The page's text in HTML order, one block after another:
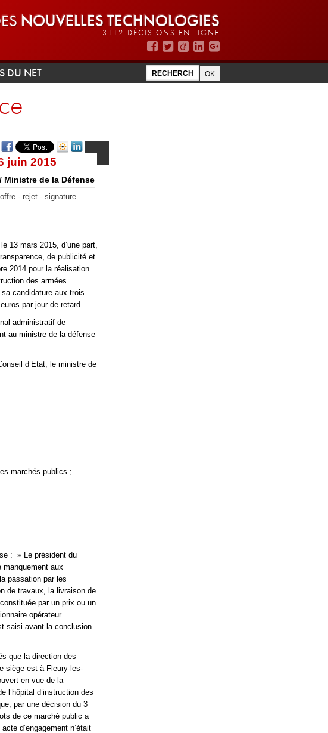
NOUVELLES TECHNOLOGIES
3112 DÉCISIONS EN LIGNE
DU NET
juin 2015
Ministre de la Défense
- rejet - signature
13 mars 2015, d’une part,
de publicité et
2014 pour la réalisation
des armées
candidature aux trois
par jour de retard.
administratif de
au ministre de la défense
d’Etat, le ministre de
marchés publics ;
: » Le président du
manquement aux
passation par les
de travaux, la livraison de
par un prix ou un
opérateur
saisi avant la conclusion
que la direction des
siège est à Fleury-les-
en vue de la
l’hôpital d’instruction des
par une décision du 3
de ce marché public a
d’engagement n’était